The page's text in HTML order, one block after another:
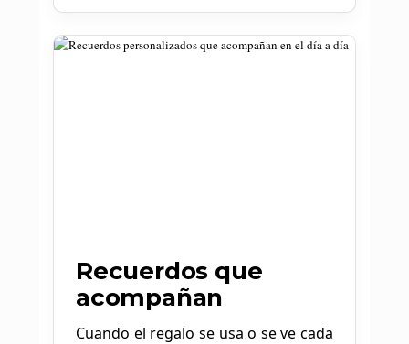
Recuerdos que
acompañan
Cuando el regalo se usa o se ve cada